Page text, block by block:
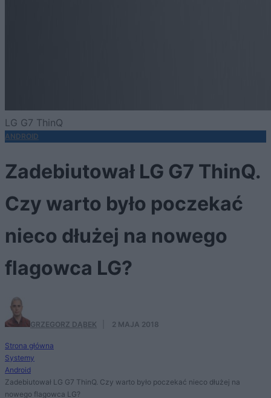
LG G7 ThinQ
ANDROID
Zadebiutował LG G7 ThinQ.
Czy warto było poczekać
nieco dłużej na nowego
flagowca LG?
GRZEGORZ DĄBEK 2 MAJA 2018
Strona główna
Systemy
Android
Zadebiutował LG G7 ThinQ. Czy warto było poczekać nieco dłużej na
nowego flagowca LG?